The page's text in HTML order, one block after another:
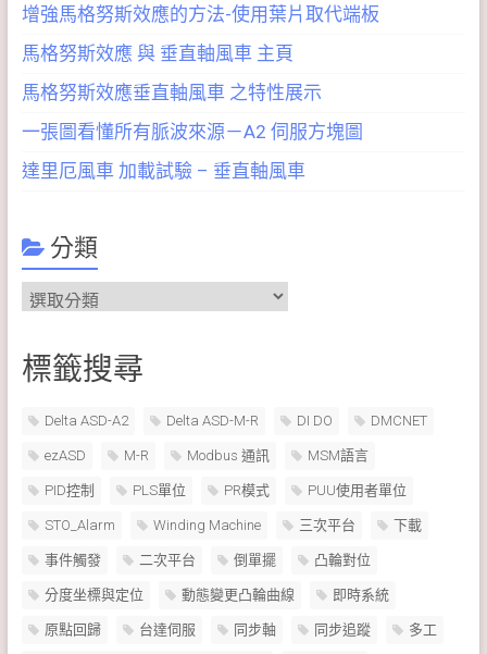
增強馬格努斯效應的方法-使用葉片取代端板
馬格努斯效應 與 垂直軸風車 主頁
馬格努斯效應垂直軸風車 之特性展示
一張圖看懂所有脈波來源－A2 伺服方塊圖
達里厄風車 加載試驗 – 垂直軸風車
分類
分
類
標籤搜尋
Delta ASD-A2 Delta ASD-M-R DI DO DMCNET
ezASD M-R Modbus 通訊 MSM語言
PID控制 PLS單位 PR模式 PUU使用者單位
STO_Alarm Winding Machine 三次平台 下載
事件觸發 二次平台 倒單擺 凸輪對位
分度坐標與定位 動態變更凸輪曲線 即時系統
原點回歸 台達伺服 同步軸 同步追蹤 多工